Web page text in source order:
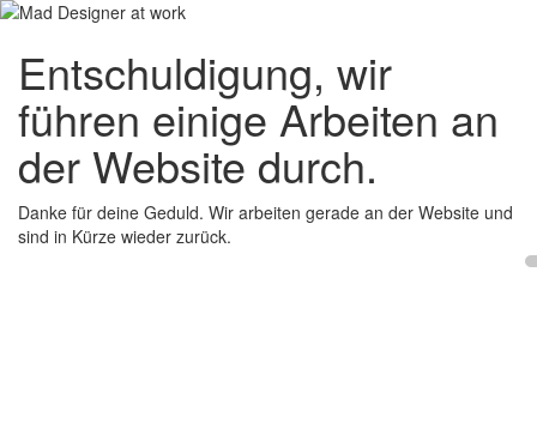
Entschuldigung, wir
führen einige Arbeiten an
der Website durch.
Danke für deine Geduld. Wir arbeiten gerade an der Website und
sind in Kürze wieder zurück.